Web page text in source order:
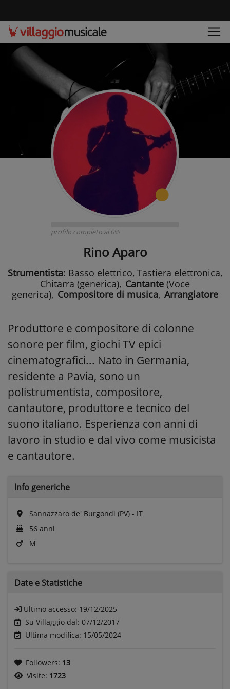
profilo completo al 0%
Rino Aparo
Strumentista: Basso elettrico, Tastiera elettronica,
Chitarra (generica), Cantante (Voce
generica), Compositore di musica, Arrangiatore
Produttore e compositore di colonne
sonore per film, giochi TV epici
cinematografici... Nato in Germania,
residente a Pavia, sono un
polistrumentista, compositore,
cantautore, produttore e tecnico del
suono italiano. Esperienza con anni di
lavoro in studio e dal vivo come musicista
e cantautore.
Info generiche
Sannazzaro de' Burgondi (PV) - IT
56 anni
M
Date e Statistiche
Ultimo accesso: 19/12/2025
Su Villaggio dal: 07/12/2017
Ultima modifica: 15/05/2024
Followers: 13
Visite: 1723